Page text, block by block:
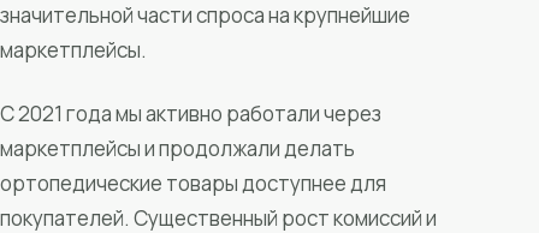
значительной части спроса на крупнейшие
маркетплейсы.
С 2021 года мы активно работали через
маркетплейсы и продолжали делать
ортопедические товары доступнее для
покупателей. Существенный рост комиссий и